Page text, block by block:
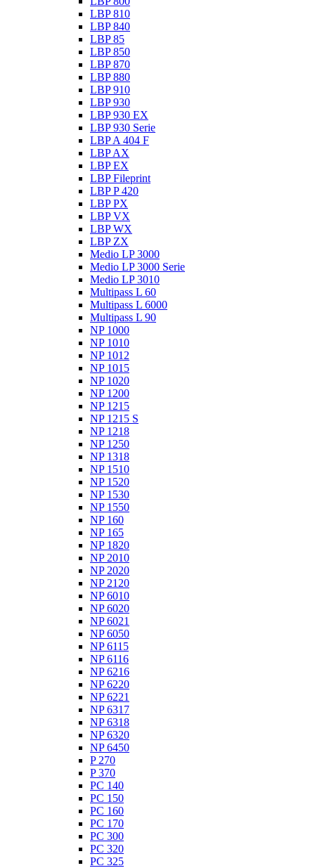
LBP 810
LBP 840
LBP 85
LBP 850
LBP 870
LBP 880
LBP 910
LBP 930
LBP 930 EX
LBP 930 Serie
LBP A 404 F
LBP AX
LBP EX
LBP Fileprint
LBP P 420
LBP PX
LBP VX
LBP WX
LBP ZX
Medio LP 3000
Medio LP 3000 Serie
Medio LP 3010
Multipass L 60
Multipass L 6000
Multipass L 90
NP 1000
NP 1010
NP 1012
NP 1015
NP 1020
NP 1200
NP 1215
NP 1215 S
NP 1218
NP 1250
NP 1318
NP 1510
NP 1520
NP 1530
NP 1550
NP 160
NP 165
NP 1820
NP 2010
NP 2020
NP 2120
NP 6010
NP 6020
NP 6021
NP 6050
NP 6115
NP 6116
NP 6216
NP 6220
NP 6221
NP 6317
NP 6318
NP 6320
NP 6450
P 270
P 370
PC 140
PC 150
PC 160
PC 170
PC 300
PC 320
PC 325